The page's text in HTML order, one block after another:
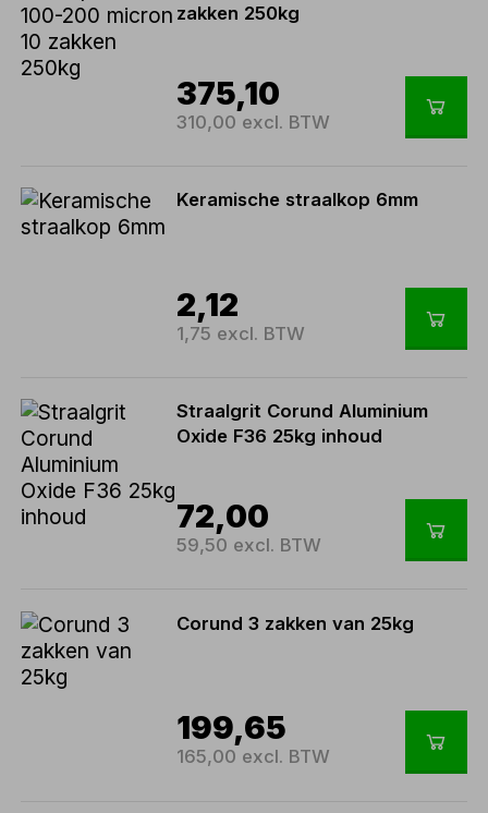
zakken 250kg
375,10
310,00 excl. BTW
Keramische straalkop 6mm
2,12
1,75 excl. BTW
Straalgrit Corund Aluminium
Oxide F36 25kg inhoud
72,00
59,50 excl. BTW
Corund 3 zakken van 25kg
199,65
165,00 excl. BTW